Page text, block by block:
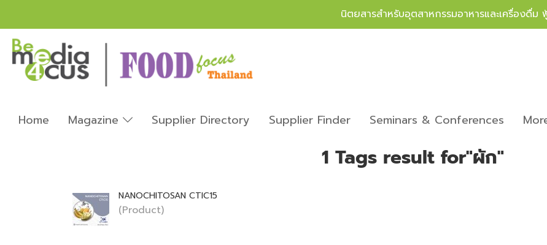
นิตยสารสำหรับอุตสาหกรรมอาหารและเครื่องดื่
Home Magazine Supplier Directory Supplier Finder Seminars & Conferences
1 Tags result for"ผัก"
NANOCHITOSAN CTIC15
(Product)